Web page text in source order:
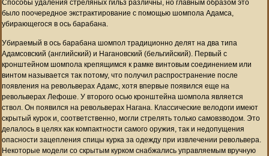
Способы удаления стреляных гильз различны, но главным образом это
было поочередное экстрактирование с помощью шомпола Адамса,
убирающегося в ось барабана.
Убираемый в ось барабана шомпол традиционно делят на два типа
Адамсовский (английский) и Нагановский (бельгийский). Первый с
кронштейном шомпола крепящимся к рамке винтовым соединением или
винтом называется так потому, что получил распространение после
появления на револьверах Адамс, хотя впервые появился еще на
револьверах Лефоше. У второго осью кронштейна шомпола является
ствол. Он появился на револьверах Нагана. Классические велодоги имеют
скрытый курок и, соответственно, могли стрелять только самовзводом. Это
делалось в целях как компактности самого оружия, так и недопущения
опасности зацепления спицы курка за одежду при извлечении револьвера.
Некоторые модели со скрытым курком снабжались управляемым вручную